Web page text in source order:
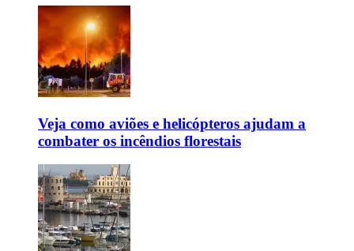
Veja como aviões e helicópteros ajudam a
combater os incêndios florestais